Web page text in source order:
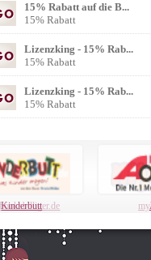
15% Rabatt auf die B...
15% Rabatt
Lizenzking - 15% Rab...
15% Rabatt
Lizenzking - 15% Rab...
15% Rabatt
Kinderbutt